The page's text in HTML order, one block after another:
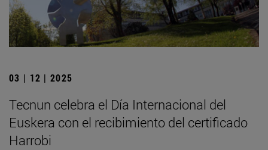
03 | 12 | 2025
Tecnun celebra el Día Internacional del
Euskera con el recibimiento del certificado
Harrobi